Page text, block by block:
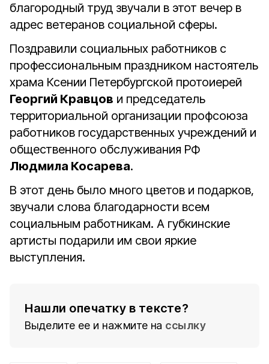
благородный труд звучали в этот вечер в
адрес ветеранов социальной сферы.
Поздравили социальных работников с
профессиональным праздником настоятель
храма Ксении Петербургской протоиерей
Георгий Кравцов и председатель
территориальной организации профсоюза
работников государственных учреждений и
общественного обслуживания РФ
Людмила Косарева.
В этот день было много цветов и подарков,
звучали слова благодарности всем
социальным работникам. А губкинские
артисты подарили им свои яркие
выступления.
Нашли опечатку в тексте?
Выделите ее и нажмите на ссылку